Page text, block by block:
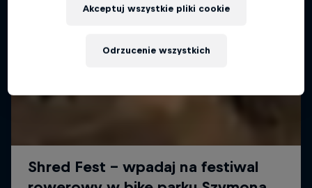
Odrzucenie wszystkich
Akceptuj wszystkie pliki cookie